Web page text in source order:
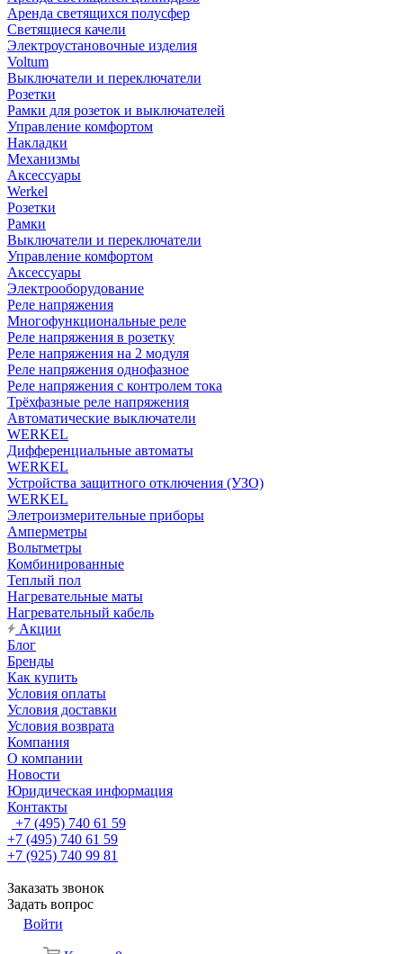
Аренда светящихся полусфер
Светящиеся качели
Электроустановочные изделия
Voltum
Выключатели и переключатели
Розетки
Рамки для розеток и выключателей
Управление комфортом
Накладки
Механизмы
Аксессуары
Werkel
Розетки
Рамки
Выключатели и переключатели
Управление комфортом
Аксессуары
Электрооборудование
Реле напряжения
Многофункциональные реле
Реле напряжения в розетку
Реле напряжения на 2 модуля
Реле напряжения однофазное
Реле напряжения с контролем тока
Трёхфазные реле напряжения
Автоматические выключатели
WERKEL
Дифференциальные автоматы
WERKEL
Устройства защитного отключения (УЗО)
WERKEL
Элетроизмерительные приборы
Амперметры
Вольтметры
Комбинированные
Теплый пол
Нагревательные маты
Нагревательный кабель
Акции
Блог
Бренды
Как купить
Условия оплаты
Условия доставки
Условия возврата
Компания
О компании
Новости
Юридическая информация
Контакты
+7 (495) 740 61 59
+7 (495) 740 61 59
+7 (925) 740 99 81
Заказать звонок
Задать вопрос
Войти